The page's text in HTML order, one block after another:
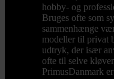
hobby- og
Bruges ofte som
sammenhænge
modeller til privat
udtryk, der især
ofte til selve
PrimusDanmark